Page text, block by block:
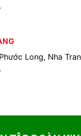
Long, Nha